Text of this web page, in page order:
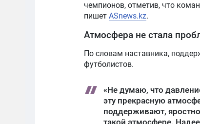
чемпионов, отметив, что
пишет ASnews.kz.
Атмосфера не стала
По словам наставника,
футболистов.
«Не думаю, что
эту прекрасную
поддерживают,
такой атмосфере.